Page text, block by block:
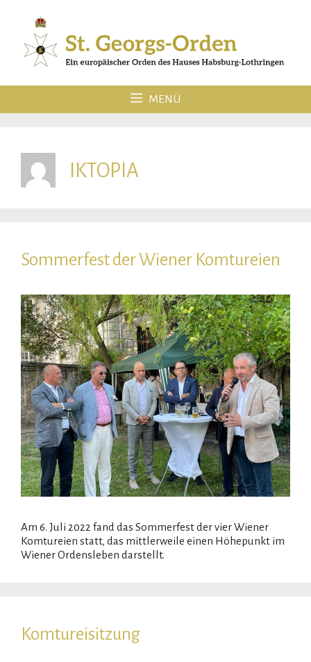
springen
MENÜ
IKTOPIA
Sommerfest der Wiener Komtureien
Am 6. Juli 2022 fand das Sommerfest der vier Wiener
Komtureien statt, das mittlerweile einen Höhepunkt im
Wiener Ordensleben darstellt.
Komtureisitzung